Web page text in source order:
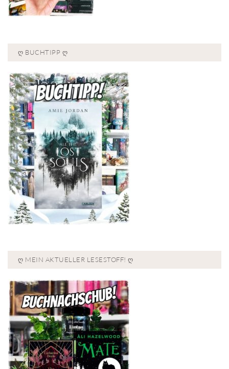
Ღ BUCHTIPP Ღ
Ღ MEIN AKTUELLER LESESTOFF! Ღ